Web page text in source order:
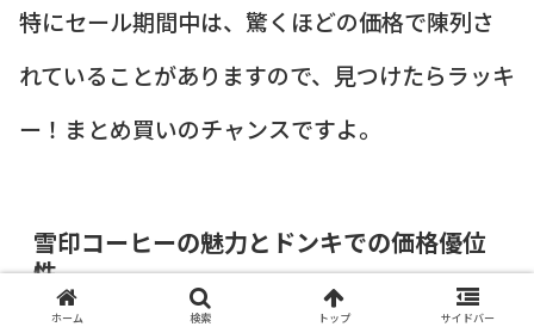
特にセール期間中は、驚くほどの価格で陳列さ
れていることがありますので、見つけたらラッキ
ー！まとめ買いのチャンスですよ。
雪印コーヒーの魅力とドンキでの価格優位
性
ホーム 検索 トップ サイドバー